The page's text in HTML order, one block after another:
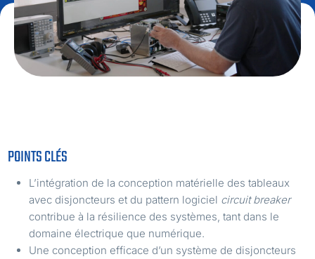
POINTS CLÉS
L’intégration de la conception matérielle des tableaux
avec disjoncteurs et du pattern logiciel circuit breaker
contribue à la résilience des systèmes, tant dans le
domaine électrique que numérique.
Une conception efficace d’un système de disjoncteurs